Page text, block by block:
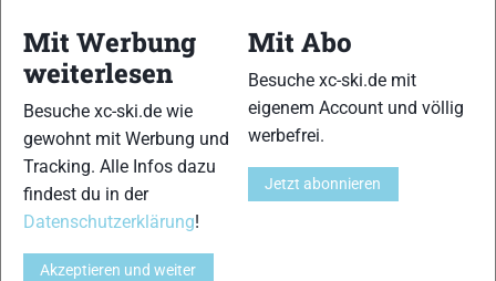
21 22
Mit Werbung
weiterlesen
Besuche xc-ski.de wie
gewohnt mit Werbung und
Tracking. Alle Infos dazu
findest du in der
Datenschutzerklärung!
Akzeptieren und weiter
Mit Abo
Besuche xc-ski.de mit
eigenem Account und völlig
werbefrei.
Jetzt abonnieren